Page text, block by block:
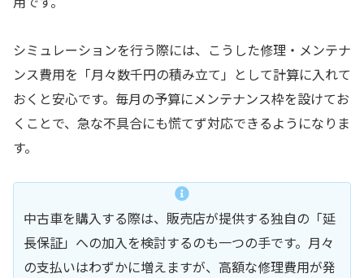
シミュレーションを行う際には、こうした修理・メンテナ
ンス費用を「月々数千円の積み立て」として計算に入れて
おくと安心です。毎月の予算にメンテナンス枠を設けてお
くことで、急な不具合にも慌てず対応できるようになりま
す。
中古車を購入する際は、販売店が提供する独自の「延
長保証」への加入を検討するのも一つの手です。月々
の支払いはわずかに増えますが、高額な修理費用が発